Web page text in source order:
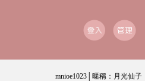
mnioe1023│暱稱：月光仙子